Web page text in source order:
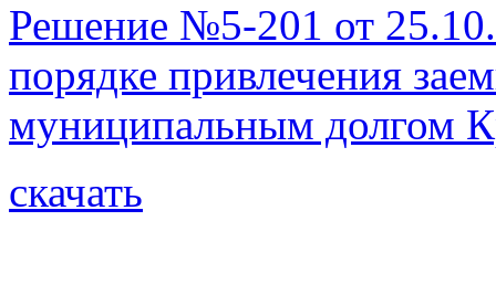
Решение №5-201 от
порядке привлечения
муниципальным долгом
скачать